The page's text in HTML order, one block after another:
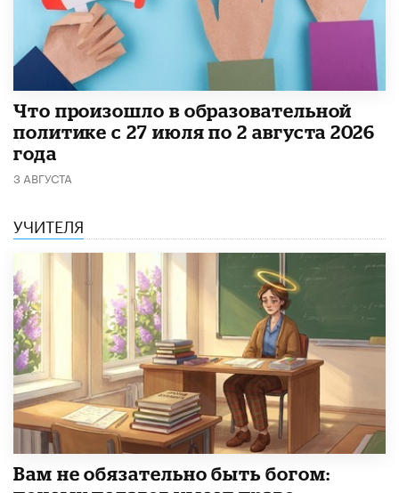
​Что произошло в образовательной
политике с 27 июля по 2 августа 2026
года
3 АВГУСТА
УЧИТЕЛЯ
​Вам не обязательно быть богом: